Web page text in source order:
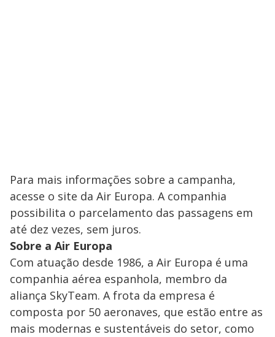
Para mais informações sobre a campanha,
acesse o site da Air Europa. A companhia
possibilita o parcelamento das passagens em
até dez vezes, sem juros.
Sobre a Air Europa
Com atuação desde 1986, a Air Europa é uma
companhia aérea espanhola, membro da
aliança SkyTeam. A frota da empresa é
composta por 50 aeronaves, que estão entre as
mais modernas e sustentáveis do setor, como